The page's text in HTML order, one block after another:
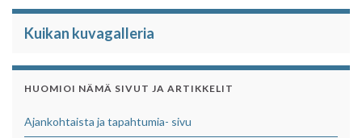
Kuikan kuvagalleria
HUOMIOI NÄMÄ SIVUT JA ARTIKKELIT
Ajankohtaista ja tapahtumia- sivu